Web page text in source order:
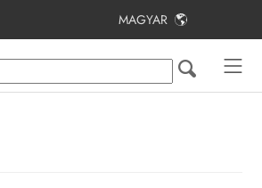
MAGYAR
Tartalomjegyzék
a jelen dokumentumhoz
tartalma